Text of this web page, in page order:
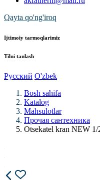
Qayta qo'ng'iroq
Ijtimoiy tarmoqlarimiz
Tilni tanlash
Русский O'zbek
Bosh sahifa
Katalog
Mahsulotlar
Прочая сантехника
Otsekatel kran NEW